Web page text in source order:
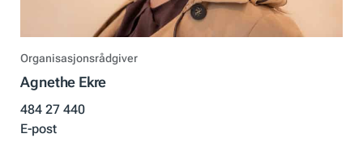
Organisasjonsrådgiver
Agnethe Ekre
484 27 440
E-post